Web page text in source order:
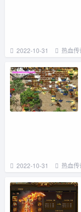
2022-10-31 热血传
2022-10-31 热血传